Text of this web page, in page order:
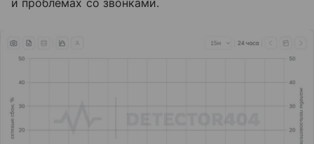
и проблемах со звонками.